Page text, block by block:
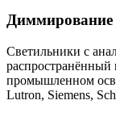
Диммирование
Светильники с
распространённый
промышленном
Lutron, Siemens,